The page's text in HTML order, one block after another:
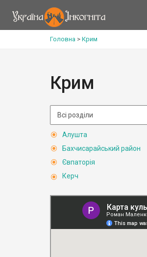
Головна > Крим
Крим
Алушта
Бахчисарайський район
Євпаторія
Керч